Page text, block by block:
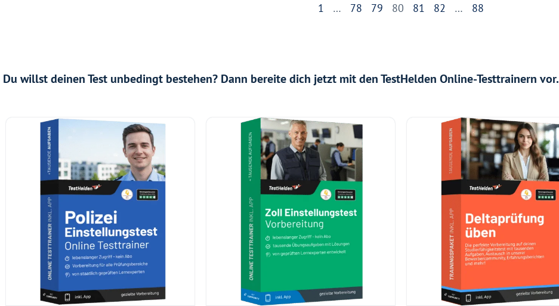
1 … 78 79 80 81 82 … 88
Du willst deinen Test unbedingt bestehen? Dann bereite dich jetzt mit den TestHelden Online-Testtrainern vor.